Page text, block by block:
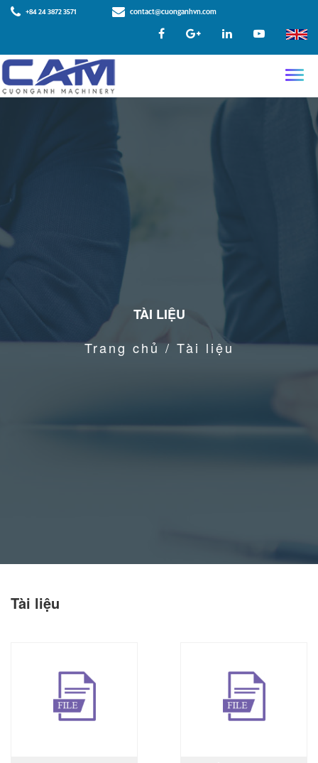
+84 24 3872 3571 contact@cuonganhvn.com
TÀI LIỆU
Trang chủ / Tài liệu
Tài liệu